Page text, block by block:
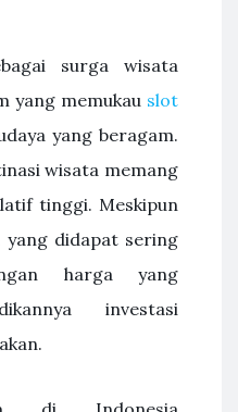
surga wisata
yang memukau slot
yang beragam.
wisata memang
tinggi. Meskipun
yang didapat sering
harga yang
investasi